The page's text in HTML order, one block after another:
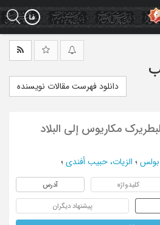
دانلود فهرست مقالات نویسنده
مکاریوس إلی البلاد
بولس ؛ الزیات، حبیب أفندی ؛
کلیدواژه آدرس
پیشنهاد دیگران